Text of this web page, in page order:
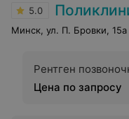
5.0
Минск, ул. П. Бровки, 15а
Рентген
Цена по запросу